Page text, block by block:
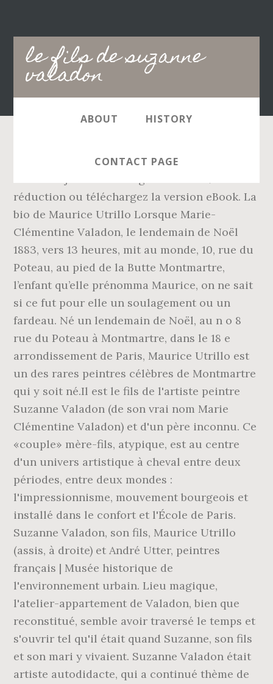
le fils de suzanne
valadon
Main
navigation
ABOUT HISTORY
CONTACT PAGE
Des milliers de livres avec la livraison chez
réduction ou téléchargez la version eBook. La
bio de Maurice Utrillo Lorsque Marie-
Clémentine Valadon, le lendemain de Noël
1883, vers 13 heures, mit au monde, 10, rue du
Poteau, au pied de la Butte Montmartre,
l’enfant qu’elle prénomma Maurice, on ne sait
si ce fut pour elle un soulagement ou un
fardeau. Né un lendemain de Noël, au n o 8
rue du Poteau à Montmartre, dans le 18 e
arrondissement de Paris, Maurice Utrillo est
un des rares peintres célèbres de Montmartre
qui y soit né.Il est le fils de l'artiste peintre
Suzanne Valadon (de son vrai nom Marie
Clémentine Valadon) et d'un père inconnu. Ce
«couple» mère-fils, atypique, est au centre
d'un univers artistique à cheval entre deux
périodes, entre deux mondes :
l'impressionnisme, mouvement bourgeois et
installé dans le confort et l'École de Paris.
Suzanne Valadon, son fils, Maurice Utrillo
(assis, à droite) et André Utter, peintres
français | Musée historique de
l'environnement urbain. Lieu magique,
l'atelier-appartement de Valadon, bien que
reconstitué, semble avoir traversé le temps et
s'ouvrir tel qu'il était quand Suzanne, son fils
et son mari y vivaient. Suzanne Valadon était
artiste autodidacte, qui a continué thème de